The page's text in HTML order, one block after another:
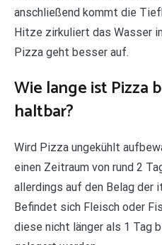
anschließend kommt die
Hitze zirkuliert das Wasser
Pizza geht besser auf.
Wie lange ist Pizza
haltbar?
Wird Pizza ungekühlt
einen Zeitraum von rund 2
allerdings auf den Belag der
Befindet sich Fleisch oder
diese nicht länger als 1 Tag